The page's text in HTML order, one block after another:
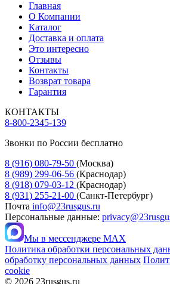
Главная
О Компании
Каталог
Доставка и оплата
Это интересно
Отзывы
Контакты
Возврат товара
Гарантия
КОНТАКТЫ
8-800-2345-139
Звонки по России бесплатно
8 (916) 080-79-50 (Москва)
8 (989) 299-06-56 (Краснодар)
8 (918) 079-03-12 (Краснодар)
8 (931) 255-21-00 (Санкт-Петербург)
Почта info@23rusgus.ru
Персональные данные:
Мы в мессенджере MAX
Политика обработки персональных
обработку персональных данных
cookie
© 2026 23rusgus.ru